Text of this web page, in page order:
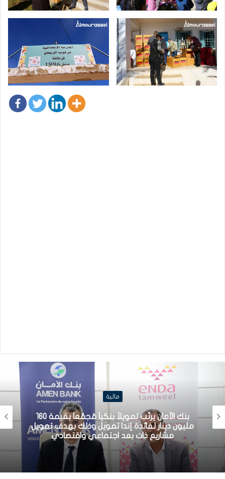
مالية
بنك الأمان يرتّب تمويلاً بنكياً مُجمّعاً بقيمة 160
مليون دينار لفائدة إندا تمويل وذلك بهدف تمويل
مشاريع ذات بعد اجتماعي واقتصادي